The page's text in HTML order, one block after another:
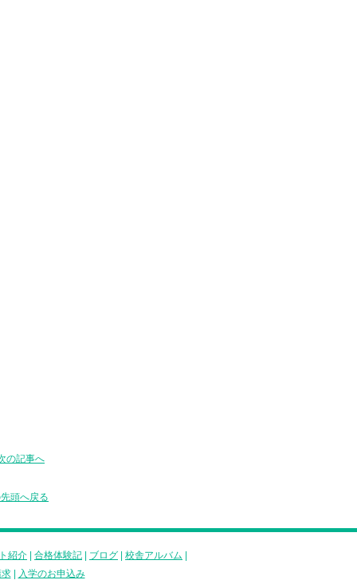
の記事へ
頭へ戻る
紹介 合格体験記 ブログ 校舎アルバム
|
入学のお申込み